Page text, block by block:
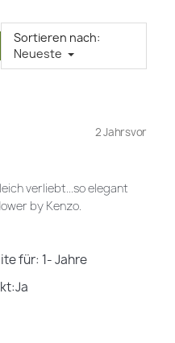
Sortieren nach:
Neueste
2 Jahrsvor
verliebt...so elegant
by Kenzo.
für: 1- Jahre